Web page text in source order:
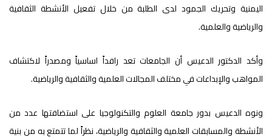
اليمنية وتحريك الجمود لدى الطلبة من خلال تفعيل الأنشطة الثقافية
والرياضية والعلمية.
وأكد الدكتور الدعيس أن الجامعات تعد رافداً اساسياً ومصدراً لاكتشاف
المواهب والإبداعات في مختلف المجالات العلمية والثقافية والرياضية.
ونوه الدعيس بدور جامعة العلوم والتكنولوجيا على استضافتها عدد من
الأنشطة والمسابقات العلمية والثقافية والرياضية، نظراً لما تتمتع به من بنية